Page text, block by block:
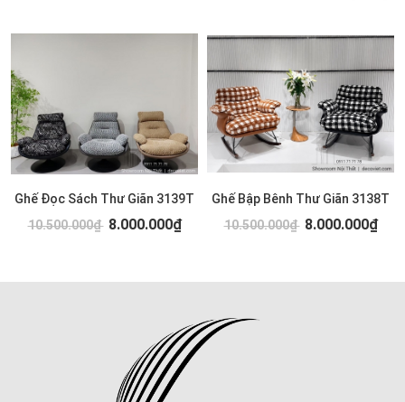
Ghế Đọc Sách Thư Giãn 3139T
10.500.000₫ 8.000.000₫
Ghế Bập Bênh Thư Giãn 3138T
10.500.000₫ 8.000.000₫